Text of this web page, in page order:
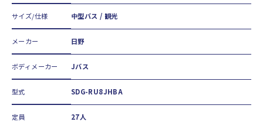
サイズ/仕様 中型バス / 観光
メーカー 日野
ボディメーカー Jバス
型式 SDG-RU8JHBA
定員 27人